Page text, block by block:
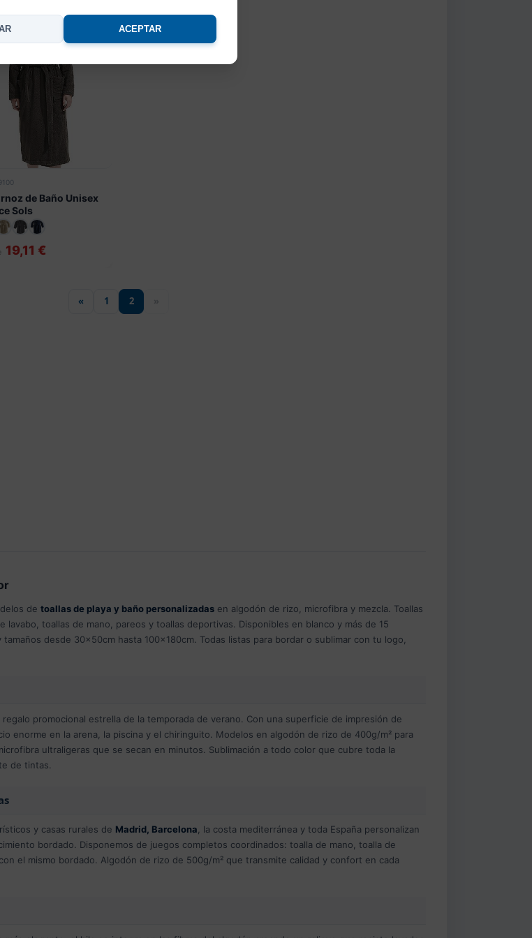
ACEPTAR
de Baño Unisex
Sols
19,11 €
« 1 2
de toallas de playa y baño personalizadas en algodón de rizo, microfibra y mezcla. Toallas
lavabo, toallas de mano, pareos y toallas deportivas. Disponibles en blanco y más de 15
desde 30x50cm hasta 100x180cm. Todas listas para bordar o sublimar con tu logo,
regalo promocional estrella de la temporada de verano. Con una superficie de impresión de
enorme en la arena, la piscina y el chiringuito. Modelos en algodón de rizo de 400g/m² para
ultraligeras que se secan en minutos. Sublimación a todo color que cubre toda la
de tintas.
y casas rurales de Madrid, Barcelona , la costa mediterránea y toda España personalizan
bordado. Disponemos de juegos completos coordinados: toalla de mano, toalla de
el mismo bordado. Algodón de rizo de 500g/m² que transmite calidad y confort en cada